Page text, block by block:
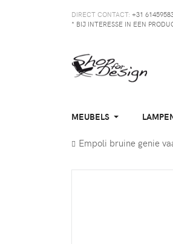
DIRECT CONTACT: +31
* BIJ INTERESSE IN EEN
MEUBELS
Empoli bruine genie